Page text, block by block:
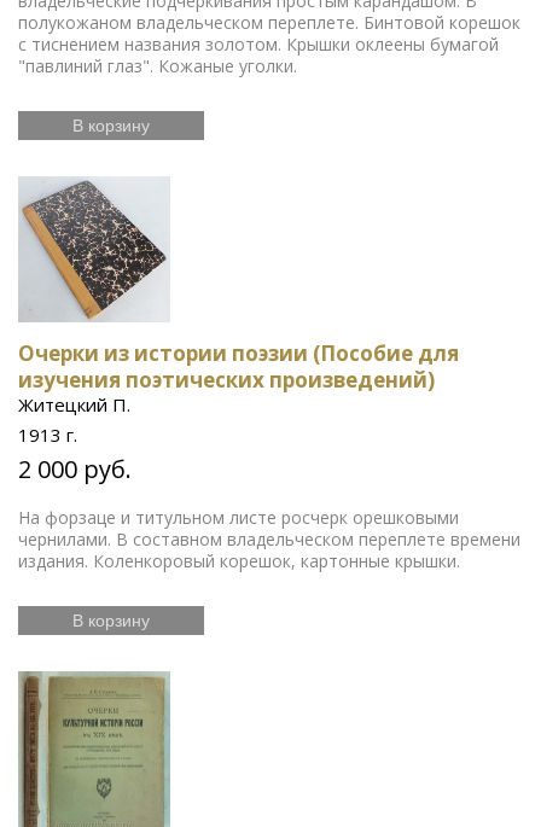
полукожаном владельческом переплете. Бинтовой корешок
с тиснением названия золотом. Крышки оклеены бумагой
"павлиний глаз". Кожаные уголки.
В корзину
Очерки из истории поэзии (Пособие для
изучения поэтических произведений)
Житецкий П.
1913 г.
2 000 руб.
На форзаце и титульном листе росчерк орешковыми
чернилами. В составном владельческом переплете времени
издания. Коленкоровый корешок, картонные крышки.
В корзину